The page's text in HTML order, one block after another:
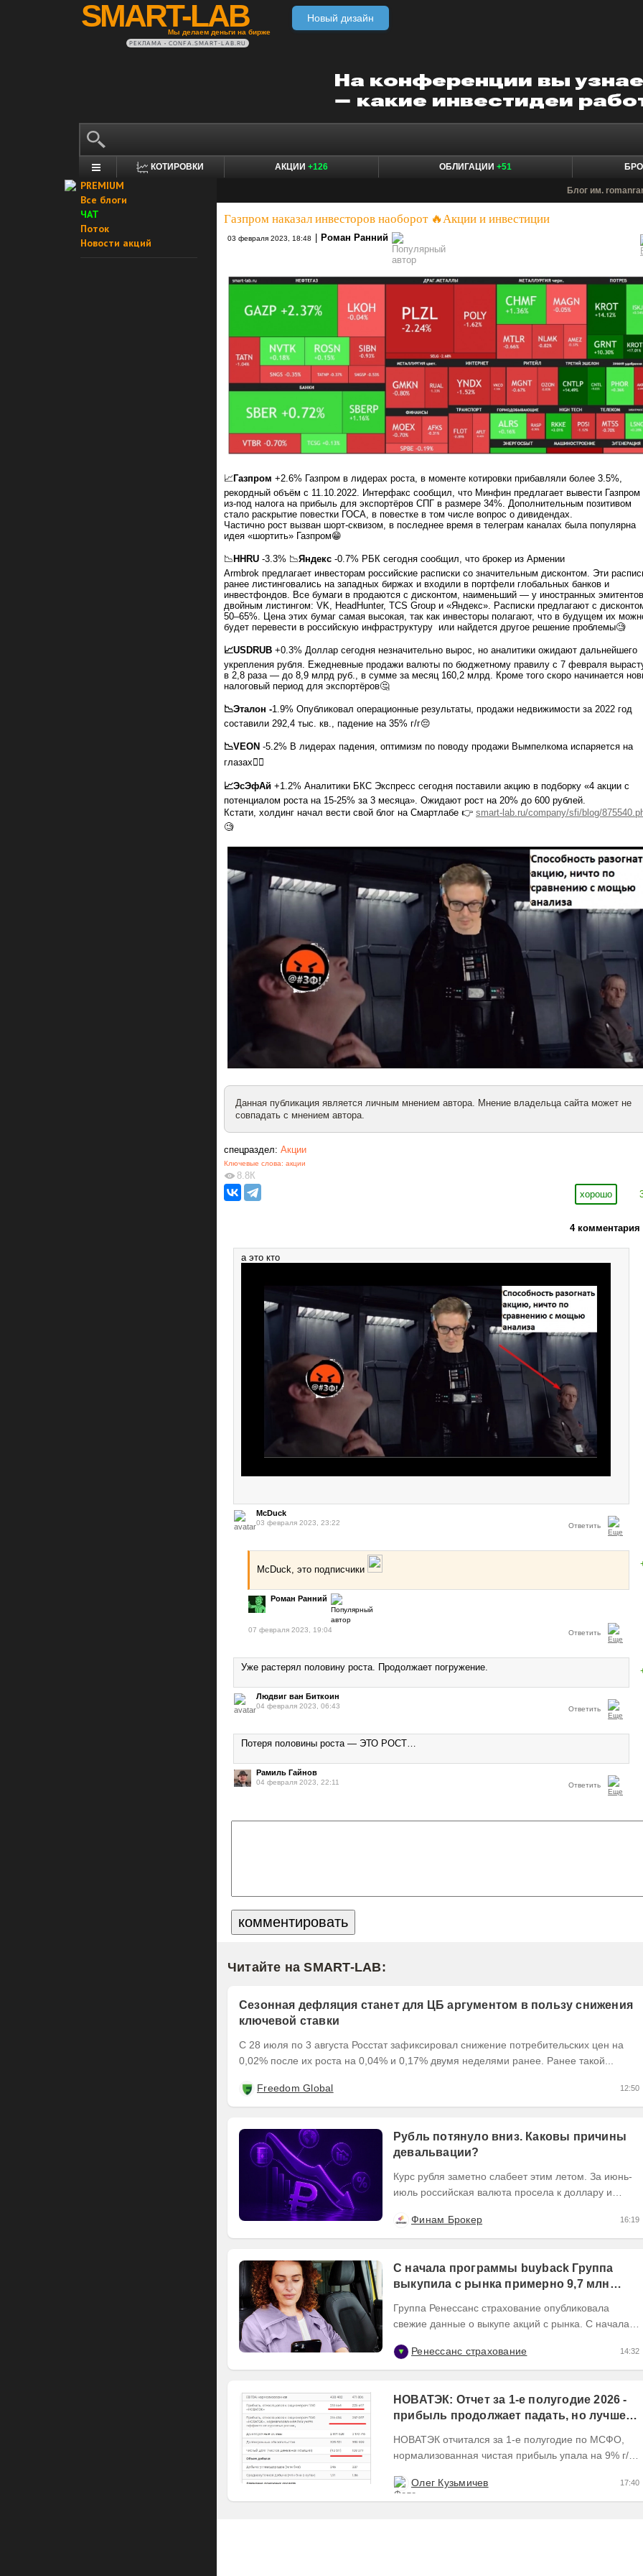
SMART-LAB
Мы делаем деньги на бирже
Новый дизайн
РЕКЛАМА • CONFA.SMART-LAB.RU
КОТИРОВКИ АКЦИИ +126 ОБЛИГАЦИИ +51
PREMIUM
Все блоги
ЧАТ
Поток
Новости акций
Блог им.
Газпром наказал инвесторов наоборот 🔥Акции и инвестиции
03 февраля 2023, 18:48 Роман Ранний
📈Газпром +2.6% Газпром в лидерах роста, в моменте котировки прибавляли более 3.5%,
рекордный объём с 11.10.2022. Интерфакс сообщил, что Минфин предлагает вывести Газпром
из-под налога на прибыль для экспортёров СПГ в размере 34%. Дополнительным позитивом
стало раскрытие повестки ГОСА, в повестке в том числе вопрос о дивидендах.
Частично рост вызван шорт-сквизом, в последнее время в телеграм каналах была популярна
идея «шортить» Газпром😁
📉HHRU -3.3% 📉Яндекс -0.7% РБК сегодня сообщил, что брокер из Армении
Armbrok предлагает инвесторам российские расписки со значительным дисконтом. Эти
ранее листинговались на западных биржах и входили в портфели глобальных банков и
инвестфондов. Все бумаги в продаются с дисконтом, наименьший — у иностранных
двойным листингом: VK, HeadHunter, TCS Group и «Яндекс». Расписки предлагают с
50–65%. Цена этих бумаг самая высокая, так как инвесторы полагают, что в будущем их
будет перевести в российскую инфраструктуру или найдется другое решение проблемы🧐
📈USDRUB +0.3% Доллар сегодня незначительно вырос, но аналитики ожидают дальнейшего
укрепления рубля. Ежедневные продажи валюты по бюджетному правилу с 7 февраля
в 2,8 раза — до 8,9 млрд руб., в сумме за месяц 160,2 млрд. Кроме того скоро начинается
налоговый период для экспортёров🤔
📉Эталон -1.9% Опубликовал операционные результаты, продажи недвижимости за 2022 год
составили 292,4 тыс. кв., падение на 35% г/г😔
📉VEON -5.2% В лидерах падения, оптимизм по поводу продажи Вымпелкома испаряется на
глазах🤷‍♂️
📈ЭсЭфАй +1.2% Аналитики БКС Экспресс сегодня поставили акцию в подборку «4 акции с
потенциалом роста на 15-25% за 3 месяца». Ожидают рост на 20% до 600 рублей.
Кстати, холдинг начал вести свой блог на Смартлабе 👉 smart-lab.ru/company/sfi/blog/
🧐
Данная публикация является личным мнением автора. Мнение владельца сайта может не
совпадать с мнением автора.
спецраздел: Акции
Ключевые слова: акции
8.8К
хорошо
4 комментария
а это кто
McDuck
03 февраля 2023, 23:22 Ответить
McDuck, это подписчики
Роман Ранний
07 февраля 2023, 19:04 Ответить
Уже растерял половину роста. Продолжает погружение.
Людвиг ван Биткоин
04 февраля 2023, 06:43 Ответить
Потеря половины роста — ЭТО РОСТ…
Рамиль Гайнов
04 февраля 2023, 22:11 Ответить
Читайте на SMART-LAB:
Сезонная дефляция станет для ЦБ аргументом в пользу снижения
ключевой ставки
С 28 июля по 3 августа Росстат зафиксировал снижение потребительских цен на
0,02% после их роста на 0,04% и 0,17% двумя неделями ранее. Ранее такой...
Freedom Global 12:50
Рубль потянуло вниз. Каковы причины
девальвации?
Курс рубля заметно слабеет этим летом. За июнь-
июль российская валюта просела к доллару и
на...Финам Брокер 16:19
С начала программы buyback Группа
выкупила с рынка примерно 9,7 млн
Группа Ренессанс страхование опубликовала
свежие данные о выкупе акций с рынка. C начала
выкупила с...
Ренессанс страхование 14:32
НОВАТЭК: Отчет за 1-е полугодие 2026 -
прибыль продолжает падать, но лучшее
НОВАТЭК отчитался за 1-е полугодие по МСФО,
нормализованная чистая прибыль упала на 9% г/г
Олег Кузьмичев
17:40